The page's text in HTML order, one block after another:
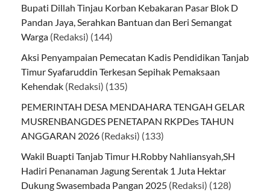
Bupati Dillah Tinjau Korban Kebakaran Pasar Blok D
Pandan Jaya, Serahkan Bantuan dan Beri Semangat
Warga (Redaksi) (144)
Aksi Penyampaian Pemecatan Kadis Pendidikan Tanjab
Timur Syafaruddin Terkesan Sepihak Pemaksaan
Kehendak (Redaksi) (135)
PEMERINTAH DESA MENDAHARA TENGAH GELAR
MUSRENBANGDES PENETAPAN RKPDes TAHUN
ANGGARAN 2026 (Redaksi) (133)
Wakil Buapti Tanjab Timur H.Robby Nahliansyah,SH
Hadiri Penanaman Jagung Serentak 1 Juta Hektar
Dukung Swasembada Pangan 2025 (Redaksi) (128)